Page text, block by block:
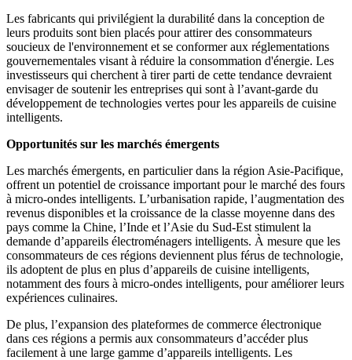
Les fabricants qui privilégient la durabilité dans la conception de
leurs produits sont bien placés pour attirer des consommateurs
soucieux de l'environnement et se conformer aux réglementations
gouvernementales visant à réduire la consommation d'énergie. Les
investisseurs qui cherchent à tirer parti de cette tendance devraient
envisager de soutenir les entreprises qui sont à l’avant-garde du
développement de technologies vertes pour les appareils de cuisine
intelligents.
Opportunités sur les marchés émergents
Les marchés émergents, en particulier dans la région Asie-Pacifique,
offrent un potentiel de croissance important pour le marché des fours
à micro-ondes intelligents. L’urbanisation rapide, l’augmentation des
revenus disponibles et la croissance de la classe moyenne dans des
pays comme la Chine, l’Inde et l’Asie du Sud-Est stimulent la
demande d’appareils électroménagers intelligents. À mesure que les
consommateurs de ces régions deviennent plus férus de technologie,
ils adoptent de plus en plus d’appareils de cuisine intelligents,
notamment des fours à micro-ondes intelligents, pour améliorer leurs
expériences culinaires.
De plus, l’expansion des plateformes de commerce électronique
dans ces régions a permis aux consommateurs d’accéder plus
facilement à une large gamme d’appareils intelligents. Les